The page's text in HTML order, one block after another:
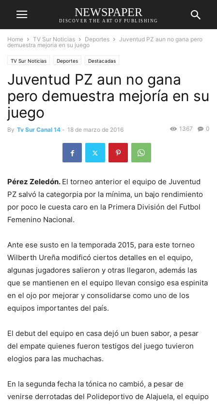
NEWSPAPER
DISCOVER THE ART OF PUBLISHING
Home TV Sur Noticias Deportes
Juventud PZ aun no gana pero
demuestra mejoría en su juego
TV Sur Noticias Deportes Destacadas
Juventud PZ aun no gana
pero demuestra mejoría en su
juego
By Tv Sur Canal 14 - 18 de marzo de 2016 0
1367
Pérez Zeledón. El torneo anterior el equipo de Juventud
PZ salvó la categorpia por la mínima, un bajo rendimiento
por poco le cuesta caro en la Primera División del Futbol
Femenino Nacional.
Ante ese susto en la temporada 2015, para este torneo
Wilberth Ureña modificó ciertos detalles en el equipo,
algunas jugadores salieron y otras llegaron, además las
que se mantienen en el equipo llevan consigo esa espinita
en el ojo por mejorar y consolidarse como uno de los
equipos importantes del país.
El debut del equipo en casa dejó un buen sabor, a pesar
del empate quienes fueron testigos del juego tuvieron
elogios para las muchachas.
En la segunda fecha la tónica no cambió, a pesar de
venirse derrotadas del Polideportivo de Alajuela, el equipo